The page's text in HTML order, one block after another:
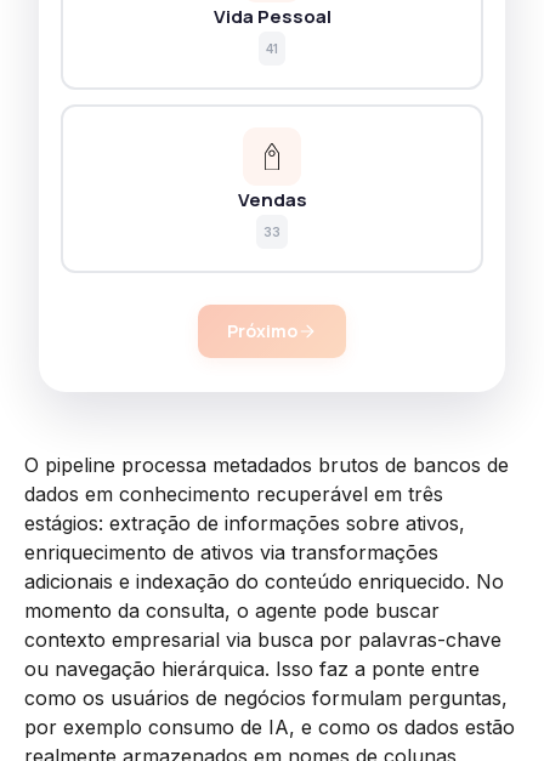
Vida Pessoal
41
Vendas
33
Próximo
O pipeline processa metadados brutos de bancos de
dados em conhecimento recuperável em três
estágios: extração de informações sobre ativos,
enriquecimento de ativos via transformações
adicionais e indexação do conteúdo enriquecido. No
momento da consulta, o agente pode buscar
contexto empresarial via busca por palavras-chave
ou navegação hierárquica. Isso faz a ponte entre
como os usuários de negócios formulam perguntas,
por exemplo consumo de IA, e como os dados estão
realmente armazenados em nomes de colunas